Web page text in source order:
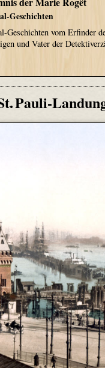
Geschichten
Geschichten vom Erfinder
und Vater der
Pauli-